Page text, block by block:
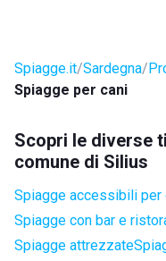
Spiagge.it Sardegna
Spiagge per cani
Scopri le diverse
comune di Silius
Spiagge accessibili
Spiagge con bar e
Spiagge attrezzate